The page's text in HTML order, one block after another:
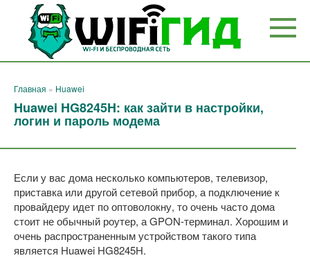
Перейти
контенту
Главная » Huawei
Huawei HG8245H: как зайти в настройки,
логин и пароль модема
Если у вас дома несколько компьютеров, телевизор,
приставка или другой сетевой прибор, а подключение к
провайдеру идет по оптоволокну, то очень часто дома
стоит не обычный роутер, а GPON-терминал. Хорошим и
очень распространенным устройством такого типа
является Huawei HG8245H.